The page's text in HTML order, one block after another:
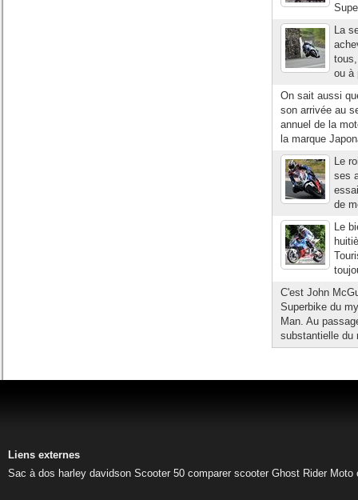
La
ou à
On sait aussi
son arrivée au
annuel de la
la marque
Le
ses
de
Le
C'est John
Superbike du
Man. Au
substantielle du
Liens externes
Sac à dos harley davidson Scooter 50 comparer scooter Ghost Rider Moto